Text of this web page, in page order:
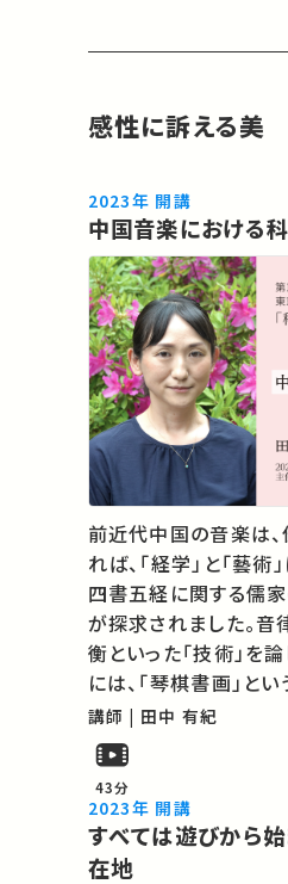
感性に訴える美
2023年 開講
中国音楽における
前近代中国の音楽は
れば、「経学」と「藝術
四書五経に関する儒
が探求されました。
衡といった「技術」を
には、「琴棋書画」と
の演奏技術や楽譜など
含まれます。本講義で
もある中国音楽から、
講師 | 田中 有紀
43分
2023年 開講
すべては遊びから
在地